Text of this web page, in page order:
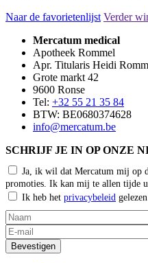
Naar de favorietenlijst Verder
Mercatum medical
Apotheek Rommel
Apr. Titularis Heidi
Grote markt 42
9600 Ronse
Tel: +32 55 21 35 84
BTW: BE0680374628
info@mercatum.be
SCHRIJF JE IN OP ONZE
Ja, ik wil dat Mercatum mij op
promoties. Ik kan mij te allen tijde
Ik heb het privacybeleid